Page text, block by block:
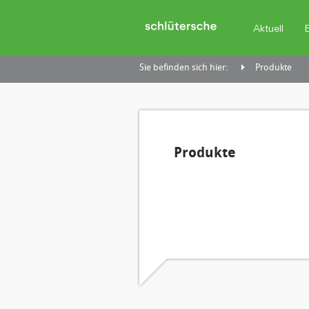
Aktuell
Sie befinden sich hier: Produkte
Produkte